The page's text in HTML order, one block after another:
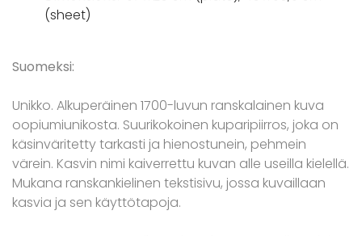
(sheet)
Suomeksi:
Unikko. Alkuperäinen 1700-luvun ranskalainen kuva
oopiumiunikosta. Suurikokoinen kuparipiirros, joka on
käsinväritetty tarkasti ja hienostunein, pehmein
värein. Kasvin nimi kaiverrettu kuvan alle useilla kielellä.
Mukana ranskankielinen tekstisivu, jossa kuvaillaan
kasvia ja sen käyttötapoja.